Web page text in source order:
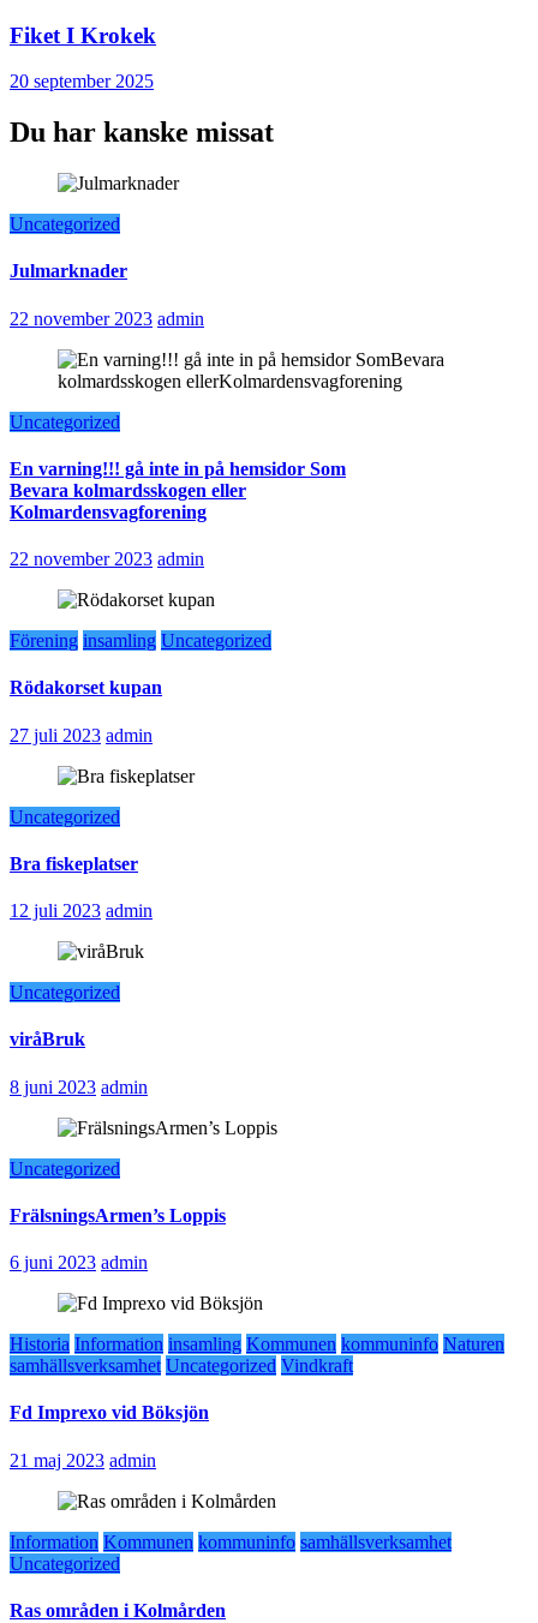
Fiket I Krokek
20 september 2025
Du har kanske missat
Uncategorized
Julmarknader
22 november 2023 admin
Uncategorized
En varning!!! gå inte in på hemsidor Som
Bevara kolmardsskogen eller
Kolmardensvagforening
22 november 2023 admin
Förening insamling Uncategorized
Rödakorset kupan
27 juli 2023 admin
Uncategorized
Bra fiskeplatser
12 juli 2023 admin
Uncategorized
viråBruk
8 juni 2023 admin
Uncategorized
FrälsningsArmen’s Loppis
6 juni 2023 admin
Historia Information insamling Kommunen kommuninfo Naturen
samhällsverksamhet Uncategorized Vindkraft
Fd Imprexo vid Böksjön
21 maj 2023 admin
Information Kommunen kommuninfo samhällsverksamhet
Uncategorized
Ras områden i Kolmården